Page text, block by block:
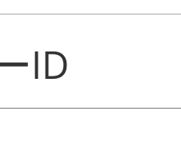
ID